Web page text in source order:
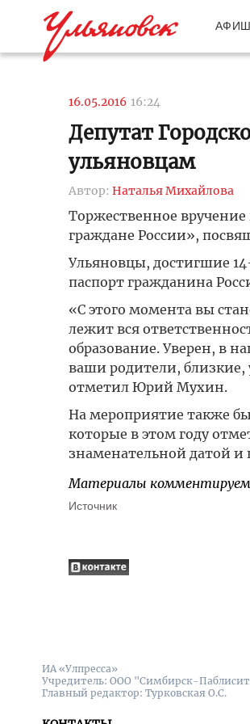
16.05.2016 16:24
Депутат
ульяновцам
Автор: Наталья Михайлова
Торжественное
граждане России»,
Ульяновцы, достигшие
паспорт гражданина
«С этого момента вы
лежит вся
образование. Уверен, в
ваши родители, близкие,
отметил Юрий Мухин.
На мероприятие также
которые в этом году
знаменательной датой и
Материалы
Источник
ИА «Улпресса»
Учредитель: ООО "Симбирск-
Главный редактор: Турковская О.С.